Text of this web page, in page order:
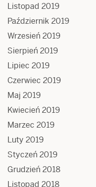
Listopad 2019
Październik 2019
Wrzesień 2019
Sierpień 2019
Lipiec 2019
Czerwiec 2019
Maj 2019
Kwiecień 2019
Marzec 2019
Luty 2019
Styczeń 2019
Grudzień 2018
Listopad 2018